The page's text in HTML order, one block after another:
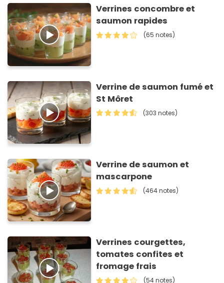
Verrines concombre et
saumon rapides
(65 notes)
Verrine de saumon fumé et
St Môret
(303 notes)
Verrine de saumon et
mascarpone
(464 notes)
Verrines courgettes,
tomates confites et
fromage frais
(54 notes)